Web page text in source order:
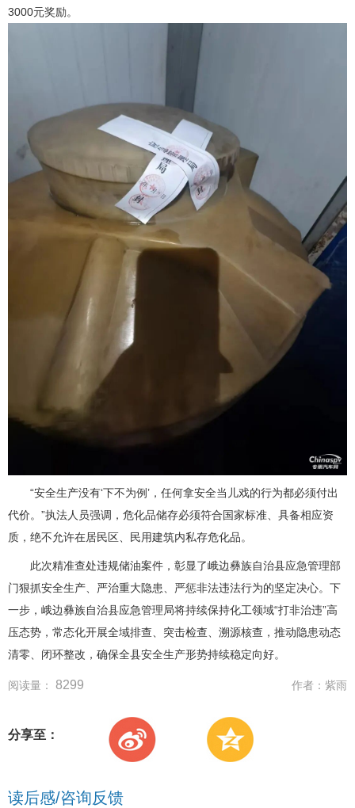
3000元奖励。
“安全生产没有‘下不为例’，任何拿安全当儿戏的行为都必须付出
代价。”执法人员强调，危化品储存必须符合国家标准、具备相应资
质，绝不允许在居民区、民用建筑内私存危化品。
此次精准查处违规储油案件，彰显了峨边彝族自治县应急管理部
门狠抓安全生产、严治重大隐患、严惩非法违法行为的坚定决心。下
一步，峨边彝族自治县应急管理局将持续保持化工领域“打非治违”高
压态势，常态化开展全域排查、突击检查、溯源核查，推动隐患动态
清零、闭环整改，确保全县安全生产形势持续稳定向好。
阅读量： 8299 作者： 紫雨
分享至：
读后感/咨询反馈